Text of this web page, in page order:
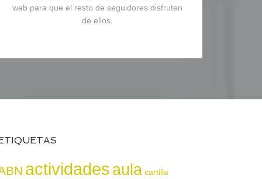
web para que el resto de seguidores disfruten
de ellos.
actividadesaula cartilla